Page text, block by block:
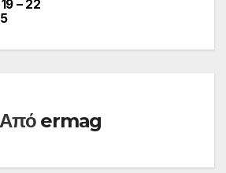
– 22
Από ermag